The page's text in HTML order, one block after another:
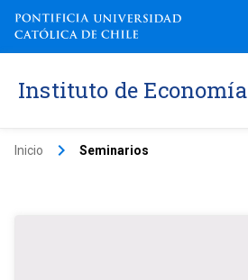
Instituto de Economía
Inicio keyboard_arrow_right Seminarios